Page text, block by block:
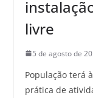
livre
5 de agosto de
População terá
prática de